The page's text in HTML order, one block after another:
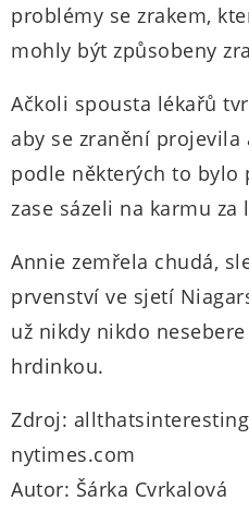
problémy se zrakem,
mohly být způsobeny
Ačkoli spousta lékařů
aby se zranění projevila
podle některých to
zase sázeli na karmu
Annie zemřela chudá,
prvenství ve sjetí
už nikdy nikdo
hrdinkou.
Zdroj:
nytimes.com
Autor: Šárka Cvrkalová